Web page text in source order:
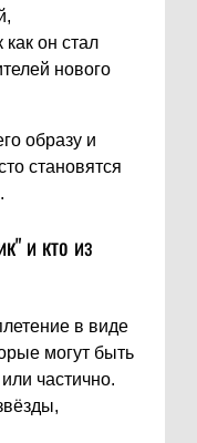
он стал
нового
образу и
становятся
и кто из
в виде
могут быть
частично.